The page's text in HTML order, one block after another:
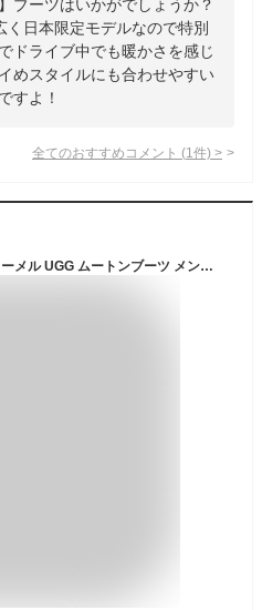
ブーツはいかがでしょうか？
日本限定モデルなので特別
ドライブ中でも暖かさを感じ
めスタイルにも合わせやすい
すよ！
全てのおすすめコメント (1 件) >
＼早春SALE開催中★／アグ ニューメル UGG ムートンブーツ メンズ レディース ブラック 黒 ブラウン 茶 NEUMEL 3236 ショートブーツ シープスキン カジュアルシューズ チャッカブーツ ブランド ボア レザー 靴 本革 暖かい 防寒 もこもこ おしゃれ 人気 グレー|slz|